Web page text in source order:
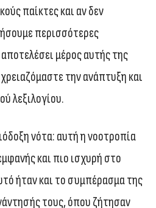
παίκτες και αν δεν
περισσότερες
μέρος αυτής της
την ανάπτυξη και
λεξιλογίου.
νότα: αυτή η νοοτροπία
και πιο ισχυρή στο
ήταν και το συμπέρασμα της
τους, όπου ζήτησαν